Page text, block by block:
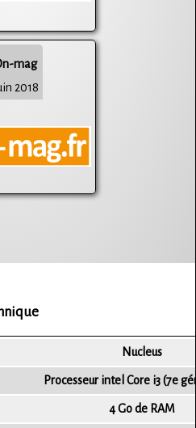
mag
2018
Nucleus
Processeur intel Core i3 (7e
4 Go de RAM